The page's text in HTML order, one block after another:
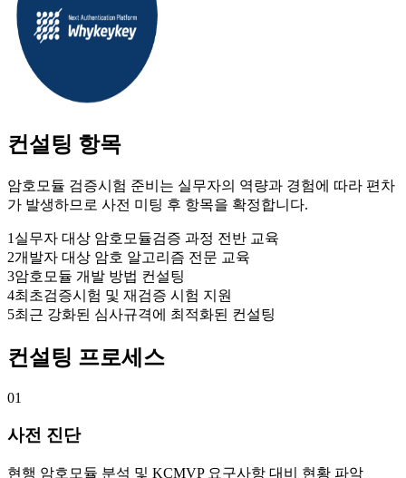
컨설팅 항목
암호모듈 검증시험 준비는 실무자의 역량과 경험에 따라 편차
가 발생하므로 사전 미팅 후 항목을 확정합니다.
1 실무자 대상 암호모듈검증 과정 전반 교육
2개발자 대상 암호 알고리즘 전문 교육
3암호모듈 개발 방법 컨설팅
4최초검증시험 및 재검증 시험 지원
5최근 강화된 심사규격에 최적화된 컨설팅
컨설팅 프로세스
01
사전 진단
현행 암호모듈 분석 및 KCMVP 요구사항 대비 현황 파악